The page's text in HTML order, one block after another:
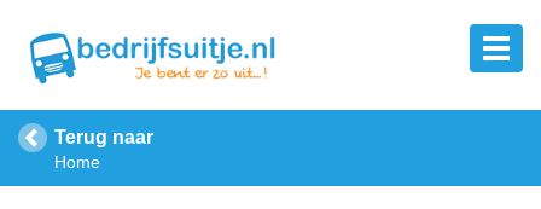
Terug naar
Home